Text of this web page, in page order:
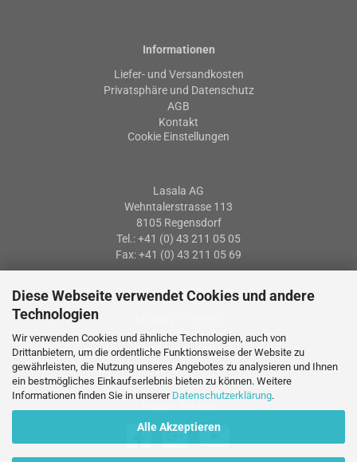
Diese Webseite verwendet Cookies und andere
Technologien
Wir verwenden Cookies und ähnliche Technologien, auch von
Drittanbietern, um die ordentliche Funktionsweise der Website zu
gewährleisten, die Nutzung unseres Angebotes zu analysieren und Ihnen
ein bestmögliches Einkaufserlebnis bieten zu können. Weitere
Informationen finden Sie in unserer Datenschutzerklärung.
Alle Akzeptieren
Informationen
Liefer- und Versandkosten
Privatsphäre und Datenschutz
AGB
Kontakt
Cookie Einstellungen
Lasala AG
Wehntalerstrasse 113
8105 Regensdorf
Tel.: +41 (0) 43 211 05 05
Fax: +41 (0) 43 211 05 69
Öffnungszeiten
07: 30 – 12:00 Uhr
13:15 – 17:15 Uhr